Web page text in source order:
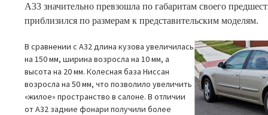
A33 значительно превзошла по габаритам своего
приблизился по размерам к представительским моделям.
В сравнении с A32 длина кузова увеличилась
на 150 мм, ширина возросла на 10 мм, а
высота на 20 мм. Колесная база Ниссан
возросла на 50 мм, что позволило увеличить
«жилое» пространство в салоне. В отличии
от A32 задние фонари получили более